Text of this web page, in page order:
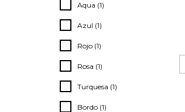
Aqua (1)
Azul (1)
Rojo (1)
Rosa (1)
Turquesa (1)
Bordo (1)